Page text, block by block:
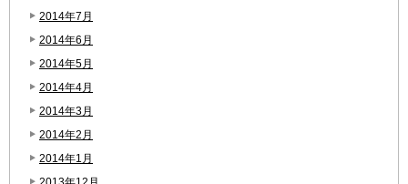
2014年7月
2014年6月
2014年5月
2014年4月
2014年3月
2014年2月
2014年1月